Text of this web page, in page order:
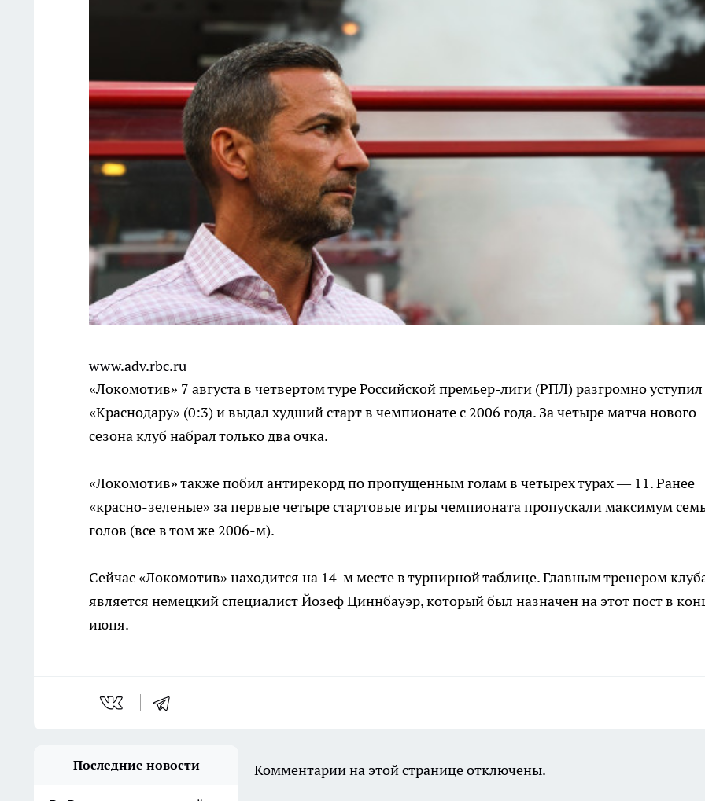
www.adv.rbc.ru
«Локомотив» 7 августа в четвертом туре Российской премьер-лиги (РПЛ) разгромно уступил
«Краснодару» (0:3) и выдал худший старт в чемпионате с 2006 года. За четыре матча нового
сезона клуб набрал только два очка.
«Локомотив» также побил антирекорд по пропущенным голам в четырех турах — 11. Ранее
«красно-зеленые» за первые четыре стартовые игры чемпионата пропускали максимум
голов (все в том же 2006-м).
Сейчас «Локомотив» находится на 14-м месте в турнирной таблице. Главным тренером
является немецкий специалист Йозеф Циннбауэр, который был назначен на этот пост в
июня.
Последние новости Комментарии на этой странице отключены.